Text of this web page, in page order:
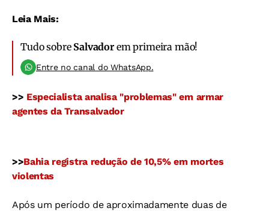
Leia Mais:
Tudo sobre Salvadorem primeira mão!
Entre no canal do WhatsApp.
>> Especialista analisa "problemas" em armar
agentes da Transalvador
>>Bahia registra redução de 10,5% em mortes
violentas
Após um período de aproximadamente duas de